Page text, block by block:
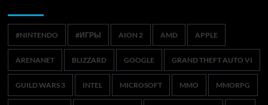
#NINTENDO #ИГРЫ AION 2 AMD APPLE
ARENANET BLIZZARD GOOGLE GRAND THEFT AUTO VI
GUILD WARS 3 INTEL MICROSOFT MMO MMORPG